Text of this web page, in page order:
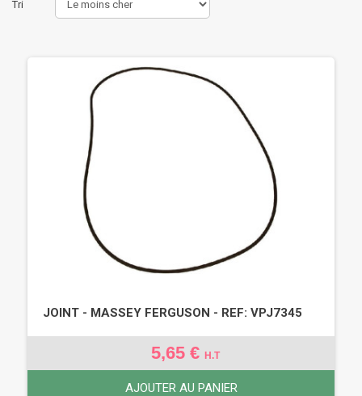
Tri
JOINT - MASSEY FERGUSON - REF: VPJ7345
5,65 € H.T
AJOUTER AU PANIER